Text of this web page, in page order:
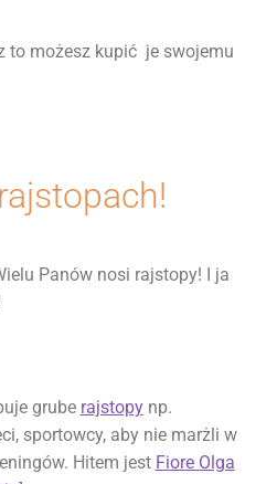
to możesz kupić je swojemu
Panów nosi rajstopy! I ja
grube rajstopynp.
sportowcy, aby nie marżli w
Hitem jest Fiore Olga